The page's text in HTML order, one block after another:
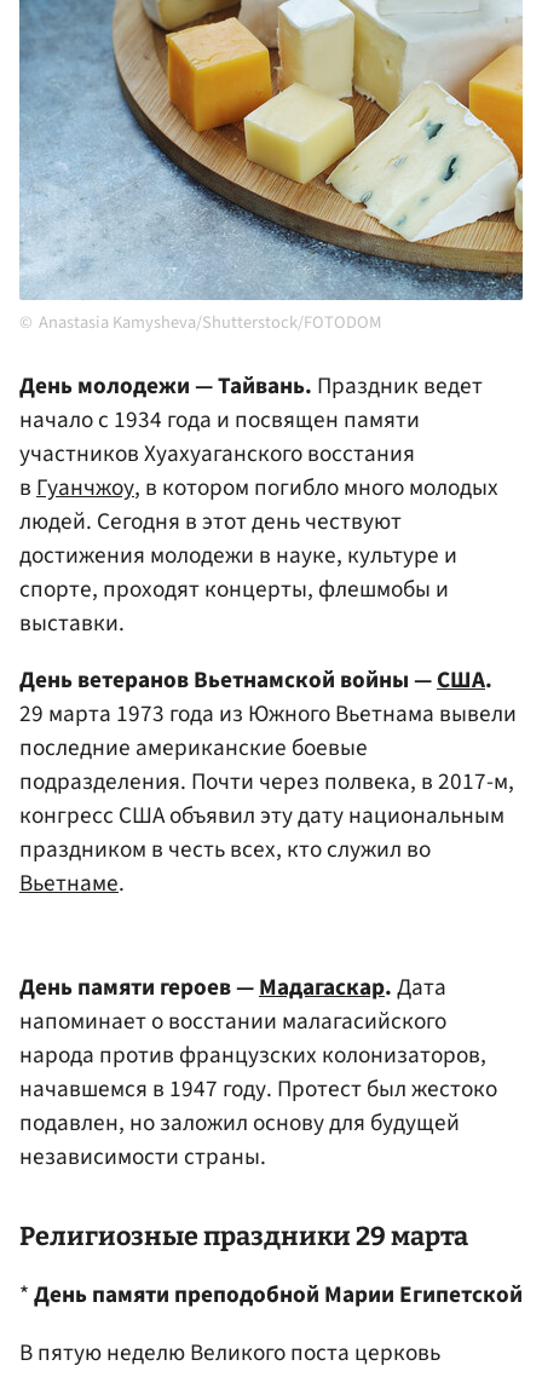
Anastasia Kamysheva/Shutterstock/FOTODOM
День молодежи — Тайвань. Праздник ведет
начало с 1934 года и посвящен памяти
участников Хуахуаганского восстания
вГуанчжоу, в котором погибло много молодых
людей. Сегодня в этот день чествуют
достижения молодежи в науке, культуре и
спорте, проходят концерты, флешмобы и
выставки.
День ветеранов Вьетнамской войны —США.
29 марта 1973 года из Южного Вьетнама вывели
последние американские боевые
подразделения. Почти через полвека, в 2017-м,
конгресс США объявил эту дату национальным
праздником в честь всех, кто служил во
Вьетнаме.
День памяти героев —Мадагаскар.Дата
напоминает о восстании малагасийского
народа против французских колонизаторов,
начавшемся в 1947 году. Протест был жестоко
подавлен, но заложил основу для будущей
независимости страны.
Религиозные праздники 29 марта
*День памяти преподобной Марии Египетской
В пятую неделю Великого поста церковь